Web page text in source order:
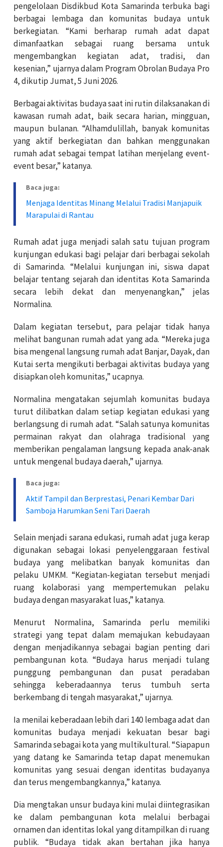
pengelolaan Disdikbud Kota Samarinda terbuka bagi
berbagai lembaga dan komunitas budaya untuk
berkegiatan. “Kami berharap rumah adat dapat
dimanfaatkan sebagai ruang bersama untuk
mengembangkan kegiatan adat, tradisi, dan
kesenian,” ujarnya dalam Program Obrolan Budaya Pro
4, dikutip Jumat, 5 Juni 2026.
Berbagai aktivitas budaya saat ini rutin dilaksanakan di
kawasan rumah adat, baik secara harian, mingguan,
maupun bulanan. “Alhamdulillah, banyak komunitas
yang aktif berkegiatan dan bahkan menggunakan
rumah adat sebagai tempat latihan menjelang event-
event besar,” katanya.
Baca juga:
Menjaga Identitas Minang Melalui Tradisi Manjapuik
Marapulai di Rantau
Rumah adat juga menjadi salah satu tujuan program
kunjungan edukasi bagi pelajar dari berbagai sekolah
di Samarinda. “Melalui kunjungan ini, siswa dapat
belajar tentang sejarah dan identitas Kota Samarinda
secara lebih dekat dan menyenangkan,” jelas
Normalina.
Dalam kegiatan tersebut, para pelajar tidak hanya
melihat bangunan rumah adat yang ada. “Mereka juga
bisa mengenal langsung rumah adat Banjar, Dayak, dan
Kutai serta mengikuti berbagai aktivitas budaya yang
disiapkan oleh komunitas,” ucapnya.
Normalina mengatakan sejumlah komunitas budaya
turut dilibatkan dalam setiap kegiatan edukasi yang
berlangsung di rumah adat. “Salah satunya komunitas
permainan rakyat dan olahraga tradisional yang
memberikan pengalaman langsung kepada anak-anak
untuk mengenal budaya daerah,” ujarnya.
Baca juga:
Aktif Tampil dan Berprestasi, Penari Kembar Dari
Samboja Harumkan Seni Tari Daerah
Selain menjadi sarana edukasi, rumah adat juga kerap
digunakan sebagai lokasi penyelenggaraan festival
budaya yang melibatkan banyak komunitas dan
pelaku UMKM. “Kegiatan-kegiatan tersebut menjadi
ruang kolaborasi yang mempertemukan pelaku
budaya dengan masyarakat luas,” katanya.
Menurut Normalina, Samarinda perlu memiliki
strategi yang tepat dalam memajukan kebudayaan
dengan menjadikannya sebagai bagian penting dari
pembangunan kota. “Budaya harus menjadi tulang
punggung pembangunan dan pusat peradaban
sehingga keberadaannya terus tumbuh serta
berkembang di tengah masyarakat,” ujarnya.
Ia menilai keberadaan lebih dari 140 lembaga adat dan
komunitas budaya menjadi kekuatan besar bagi
Samarinda sebagai kota yang multikultural. “Siapapun
yang datang ke Samarinda tetap dapat menemukan
komunitas yang sesuai dengan identitas budayanya
dan terus mengembangkannya,” katanya.
Dia mengtakan unsur budaya kini mulai diintegrasikan
ke dalam pembangunan kota melalui berbagai
ornamen dan identitas lokal yang ditampilkan di ruang
publik. “Budaya tidak akan bertahan jika hanya